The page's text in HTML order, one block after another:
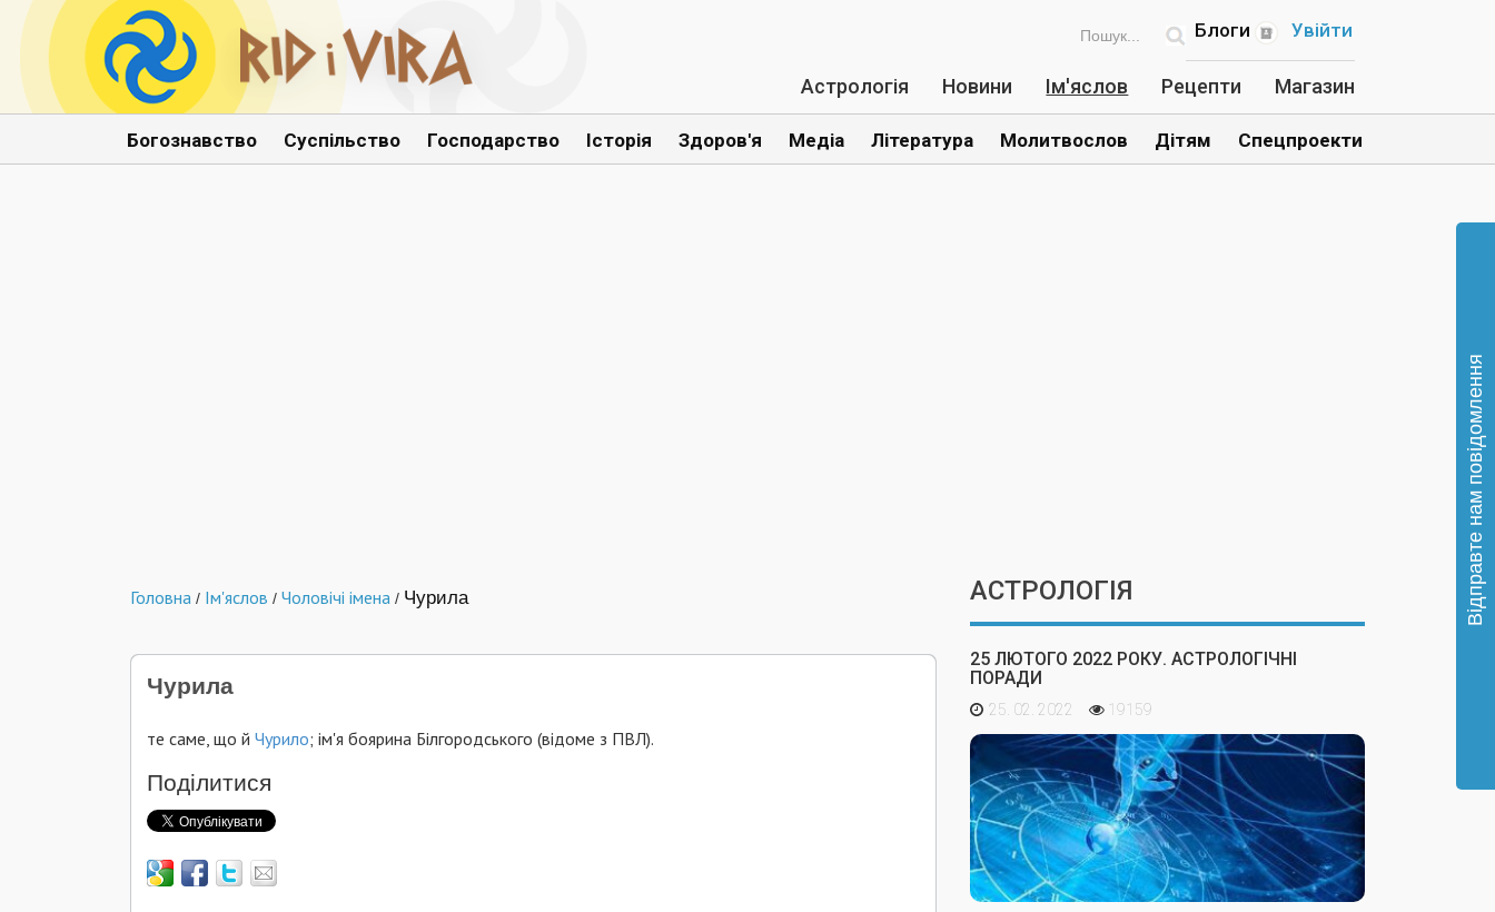
Увійти
Блоги
Астрологія Новини Ім'яслов Рецепти Магазин
Богознавство Суспільство Господарство Історія Здоров'я Медіа Література Молитвослов Дітям Спецпроекти
Головна / Ім'яслов / Чоловічі імена / Чурила
Чурила
те саме, що й Чурило; ім'я боярина Білгородського (відоме з ПВЛ).
Поділитися
АСТРОЛОГІЯ
25 ЛЮТОГО 2022 РОКУ. АСТРОЛОГІЧНІ
ПОРАДИ
25. 02. 2022 19159
Відправте нам повідомлення